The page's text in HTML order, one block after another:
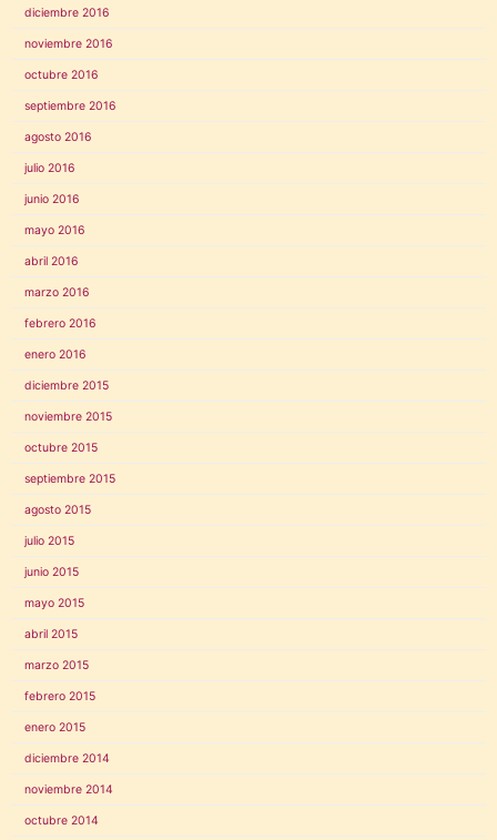
diciembre 2016
noviembre 2016
octubre 2016
septiembre 2016
agosto 2016
julio 2016
junio 2016
mayo 2016
abril 2016
marzo 2016
febrero 2016
enero 2016
diciembre 2015
noviembre 2015
octubre 2015
septiembre 2015
agosto 2015
julio 2015
junio 2015
mayo 2015
abril 2015
marzo 2015
febrero 2015
enero 2015
diciembre 2014
noviembre 2014
octubre 2014